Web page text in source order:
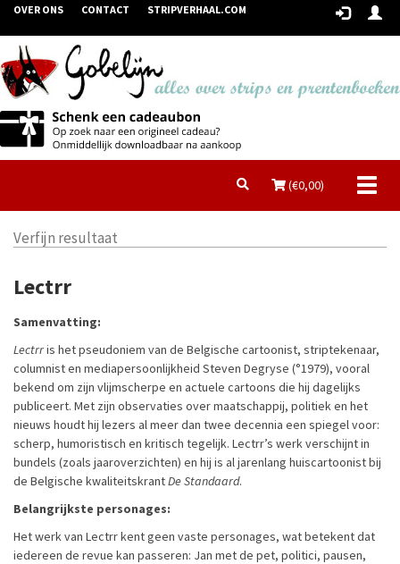
OVER ONS CONTACT STRIPVERHAAL.COM
(€0,00)
Verfijn resultaat
Lectrr
Samenvatting:
Lectrris het pseudoniem van de Belgische cartoonist, striptekenaar,
columnist en mediapersoonlijkheid Steven Degryse (°1979), vooral
bekend om zijn vlijmscherpe en actuele cartoons die hij dagelijks
publiceert. Met zijn observaties over maatschappij, politiek en het
nieuws houdt hij lezers al meer dan twee decennia een spiegel voor:
scherp, humoristisch en kritisch tegelijk. Lectrr’s werk verschijnt in
bundels (zoals jaaroverzichten) en hij is al jarenlang huiscartoonist bij
de Belgische kwaliteitskrantDe Standaard.
Belangrijkste personages:
Het werk van Lectrr kent geen vaste personages, wat betekent dat
iedereen de revue kan passeren: Jan met de pet, politici, pausen,